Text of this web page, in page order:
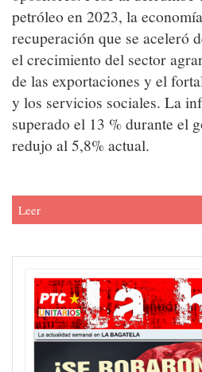
petróleo en 2023, la
recuperación que se aceleró
el crecimiento del sector
de las exportaciones y el
y los servicios sociales. La
superado el 13 % durante el
redujo al 5,8% actual.
Leer